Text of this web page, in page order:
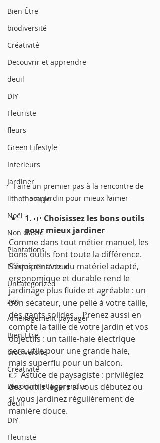
Bien-Être
biodiversité
Créativité
Decouvrir et apprendre
deuil
DIY
Fleuriste
fleurs
Green Lifestyle
Interieurs
Jardiner
lithotherapie
Noël
Non classé
Plantations
Plantes d’intérieur
Uncategorized
zen
Aménagement paysager
Bien-Être
biodiversité
Créativité
Decouvrir et apprendre
deuil
DIY
Fleuriste
Faire un premier pas à la rencontre de
son jardin pour mieux l’aimer
1. 🌱 Choisissez les bons outils
pour mieux jardiner
Comme dans tout métier manuel, les
bons outils font toute la différence.
S’équiper avec du matériel adapté,
ergonomique et durable rend le
jardinage plus fluide et agréable : un
bon sécateur, une pelle à votre taille,
des gants solides… Prenez aussi en
compte la taille de votre jardin et vos
objectifs : un taille-haie électrique
sera utile pour une grande haie,
mais superflu pour un balcon.
👉 Astuce de paysagiste : privilégiez
des outils légers si vous débutez ou
si vous jardinez régulièrement de
manière douce.